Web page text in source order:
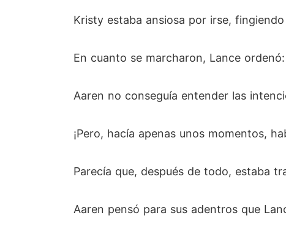
Kristy estaba ansiosa por irse,
En cuanto se marcharon, Lance
Aaren no conseguía entender las
¡Pero, hacía apenas unos momentos,
Parecía que, después de todo, estaba
Aaren pensó para sus adentros que